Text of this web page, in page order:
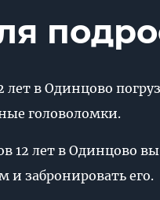
лет в Одинцово
головоломки.
12 лет в Одинцово
и забронировать его.